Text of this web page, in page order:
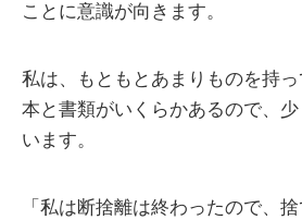
ことに意識が向きます。
私は、もともとあまりものを持
本と書類がいくらかあるので、
います。
「私は断捨離は終わったので、